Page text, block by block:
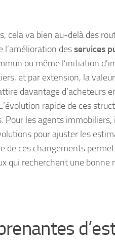
cela va bien au-delà des
l’amélioration desservices
ou même l’initiation
et par extension, la
davantage d’acheteurs
rapide de ces
Pour les agents immobiliers,
pour ajuster les
de ces changements
qui recherchent une bonne